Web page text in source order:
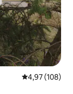
Gemiddelde
4,97 (108)